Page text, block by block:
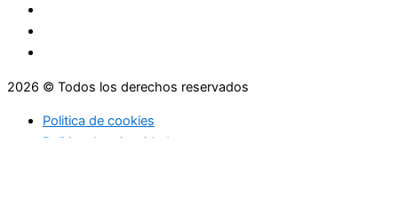
2026 © Todos los derechos reservados
Politica de cookies
Politica de privacidad